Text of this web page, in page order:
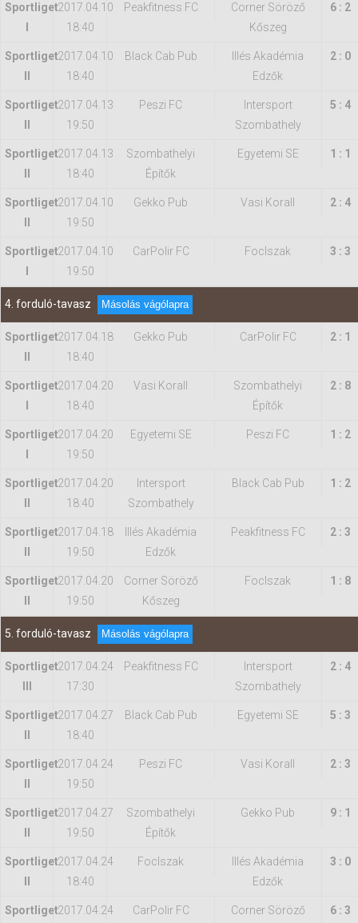
Sportliget2017.04.10
18:40
Peakfitness FC
Corner Söröző
Kőszeg
6 : 2
Sportliget2017.04.10
18:40
Black Cab Pub
Illés Akadémia
Edzők
2 : 0
Sportliget2017.04.13
19:50
Peszi FC
Intersport
Szombathely
5 : 4
Sportliget2017.04.13
18:40
Szombathelyi
Építők
Egyetemi SE 1 : 1
Sportliget2017.04.10
19:50
Gekko Pub Vasi Korall 2 : 4
Sportliget2017.04.10
19:50
CarPolir FC FocIszak 3 : 3
4. forduló-tavasz Másolás vágólapra
Sportliget2017.04.18
18:40
Gekko Pub CarPolir FC 2 : 1
Sportliget2017.04.20
18:40
Vasi Korall
Szombathelyi
Építők
2 : 8
Sportliget2017.04.20
19:50
Egyetemi SE Peszi FC 1 : 2
Sportliget2017.04.20
18:40
Intersport
Szombathely
Black Cab Pub 1 : 2
Sportliget2017.04.18
19:50
Illés Akadémia
Edzők
Peakfitness FC 2 : 3
Sportliget2017.04.20
19:50
Corner Söröző
Kőszeg
FocIszak 1 : 8
5. forduló-tavasz Másolás vágólapra
Sportliget2017.04.24
17:30
Peakfitness FC
Intersport
Szombathely
2 : 4
Sportliget2017.04.27
18:40
Black Cab Pub Egyetemi SE 5 : 3
Sportliget2017.04.24
19:50
Peszi FC Vasi Korall 2 : 3
Sportliget2017.04.27
19:50
Szombathelyi
Építők
Gekko Pub 9 : 1
Sportliget2017.04.24
18:40
FocIszak
Illés Akadémia
Edzők
3 : 0
Sportliget2017.04.24
CarPolir FC
Corner Söröző
6 : 3